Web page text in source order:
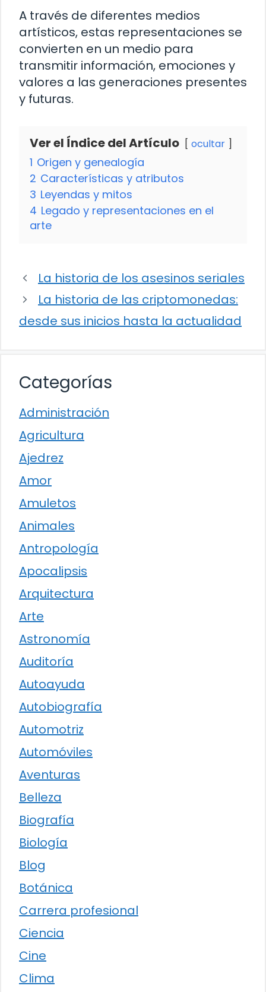
A través de diferentes medios
artísticos, estas representaciones se
convierten en un medio para
transmitir información, emociones y
valores a las generaciones presentes
y futuras.
Ver el Índice del Artículo ocultar
1 Origen y genealogía
2 Características y atributos
3 Leyendas y mitos
4 Legado y representaciones en el
arte
La historia de los asesinos seriales
La historia de las criptomonedas:
desde sus inicios hasta la actualidad
Categorías
Administración
Agricultura
Ajedrez
Amor
Amuletos
Animales
Antropología
Apocalipsis
Arquitectura
Arte
Astronomía
Auditoría
Autoayuda
Autobiografía
Automotriz
Automóviles
Aventuras
Belleza
Biografía
Biología
Blog
Botánica
Carrera profesional
Ciencia
Cine
Clima